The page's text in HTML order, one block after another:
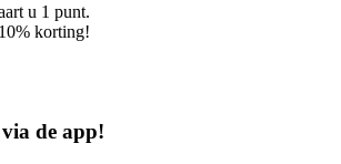
u 1 punt.
korting!
de app!